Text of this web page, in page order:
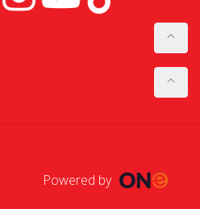
Powered by